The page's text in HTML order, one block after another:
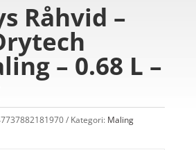
Råhvid –
– 0.68 L –
Kategori: Maling